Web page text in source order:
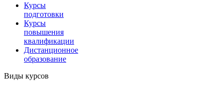
Курсы
подготовки
Курсы
повышения
квалификации
Дистанционное
образование
Виды курсов